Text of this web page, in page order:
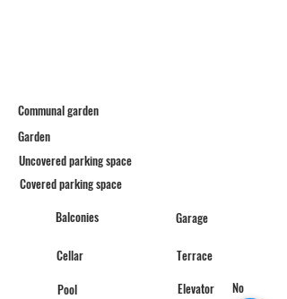
Communal garden
Garden
Uncovered parking space
Covered parking space
Balconies
Cellar
Pool
Garage
Terrace
Elevator
No